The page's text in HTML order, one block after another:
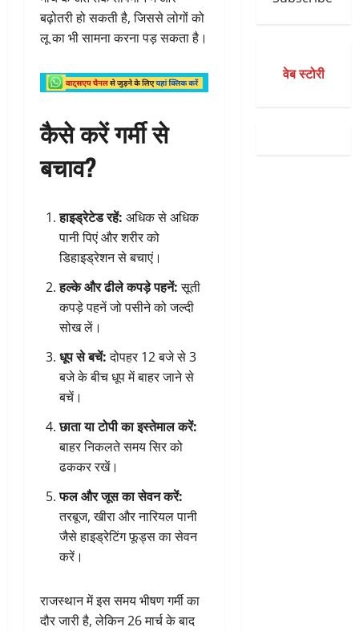
बढ़ोतरी हो सकती है, जिससे लोगों को
लू का भी सामना करना पड़ सकता है।
कैसे करें गर्मी से
बचाव?
हाइड्रेटेड रहें: अधिक से अधिक
पानी पिएं और शरीर को
डिहाइड्रेशन से बचाएं।
हल्के और ढीले कपड़े पहनें:सूती
कपड़े पहनें जो पसीने को जल्दी
सोख लें।
धूप से बचें:दोपहर 12 बजे से 3
बजे के बीच धूप में बाहर जाने से
बचें।
छाता या टोपी का इस्तेमाल करें:
बाहर निकलते समय सिर को
ढककर रखें।
फल और जूस का सेवन करें:
तरबूज, खीरा और नारियल पानी
जैसे हाइड्रेटिंग फूड्स का सेवन
करें।
राजस्थान में इस समय भीषण गर्मी का
दौर जारी है, लेकिन 26 मार्च के बाद
वेब स्टोरी